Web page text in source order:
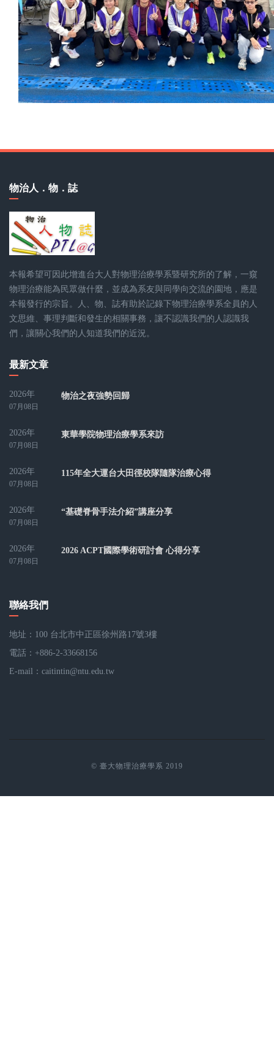
物治人．物．誌
本報希望可因此增進台大人對物理治療學系暨研究所的了解，一窺
物理治療能為民眾做什麼，並成為系友與同學向交流的園地，應是
本報發行的宗旨。人、物、誌有助於記錄下物理治療學系全員的人
文思維、事理判斷和發生的相關事務，讓不認識我們的人認識我
們，讓關心我們的人知道我們的近況。
最新文章
2026年
07月08日
物治之夜強勢回歸
2026年
07月08日
東華學院物理治療學系來訪
2026年
07月08日
115年全大運台大田徑校隊隨隊治療心得
2026年
07月08日
“基礎脊骨手法介紹”講座分享
2026年
07月08日
2026 ACPT國際學術研討會 心得分享
聯絡我們
地址：100 台北市中正區徐州路17號3樓
電話：+886-2-33668156
E-mail： caitintin@ntu.edu.tw
© 臺大物理治療學系 2019